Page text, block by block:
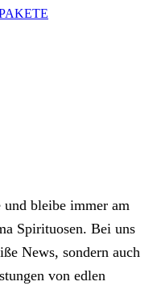
und bleibe immer am
Spirituosen. Bei uns
News, sondern auch
von edlen